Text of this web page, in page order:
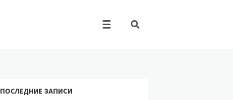
ПОСЛЕДНИЕ ЗАПИСИ